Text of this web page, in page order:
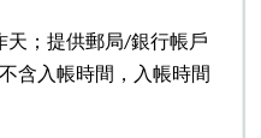
天；提供郵局/銀行帳戶
含入帳時間，入帳時間